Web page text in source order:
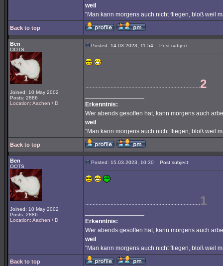
weil
"Man kann morgens auch nicht fliegen, bloß weil
Back to top
Ben
OOTS
Joined: 10 May 2002
Posts: 2886
Location: Aachen / D
Posted: 14.03.2023, 11:54 Post subject:
.............................................................................2
Erkenntnis:
Wer abends gesoffen hat, kann morgens auch
weil
"Man kann morgens auch nicht fliegen, bloß weil
Back to top
Ben
OOTS
Joined: 10 May 2002
Posts: 2886
Location: Aachen / D
Posted: 15.03.2023, 10:30 Post subject:
.............................................................................1
Erkenntnis:
Wer abends gesoffen hat, kann morgens auch
weil
"Man kann morgens auch nicht fliegen, bloß weil
Back to top